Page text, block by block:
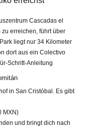
Cascadas el
erreichen, führt über
liegt nur 34 Kilometer
dort aus ein Colectivo
Schritt-Anleitung
in San Cristóbal. Es gibt
MXN)
und bringt dich nach